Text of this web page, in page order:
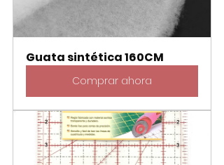
Guata sintética 160CM
Comprar ahora